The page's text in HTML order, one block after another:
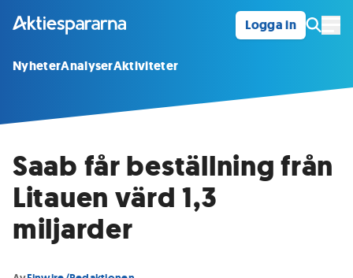
Logga in
NyheterAnalyserAktiviteter
Saab får beställning från
Litauen värd 1,3
miljarder